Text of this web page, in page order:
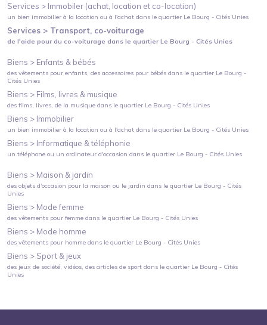
Services > Immobiler (achat, location et co-location)
un bien immobilier à la location ou à l'achat dans le quartier Le Bourg - Cités Unies
Services > Transport, co-voiturage
de l'aide pour du co-voiturage dans le quartierLe Bourg - Cités Unies
Biens > Enfants & bébés
des vêtements pour enfants, des accessoires pour bébés dans le quartier Le Bourg -
Cités Unies
Biens > Films, livres & musique
des films, livres, de la musique dans le quartier Le Bourg - Cités Unies
Biens > Immobilier
un bien immobilier à la location ou à l'achat dans le quartier Le Bourg - Cités Unies
Biens > Informatique & téléphonie
un téléphone ou un ordinateur d'occasion dans le quartier Le Bourg - Cités Unies
Biens > Maison & jardin
des objets d'occasion pour la maison ou le jardin dans le quartier Le Bourg - Cités
Unies
Biens > Mode femme
des vêtements pour femme dans le quartier Le Bourg - Cités Unies
Biens > Mode homme
des vêtements pour homme dans le quartier Le Bourg - Cités Unies
Biens > Sport & jeux
des jeux de société, vidéos, des articles de sport dans le quartier Le Bourg - Cités
Unies